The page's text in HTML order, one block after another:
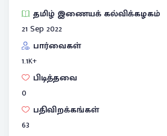
தமிழ் இணையக் கல்விக்கழகம்
21 Sep 2022
பார்வைகள்
1.1K+
பிடித்தவை
0
பதிவிறக்கங்கள்
63